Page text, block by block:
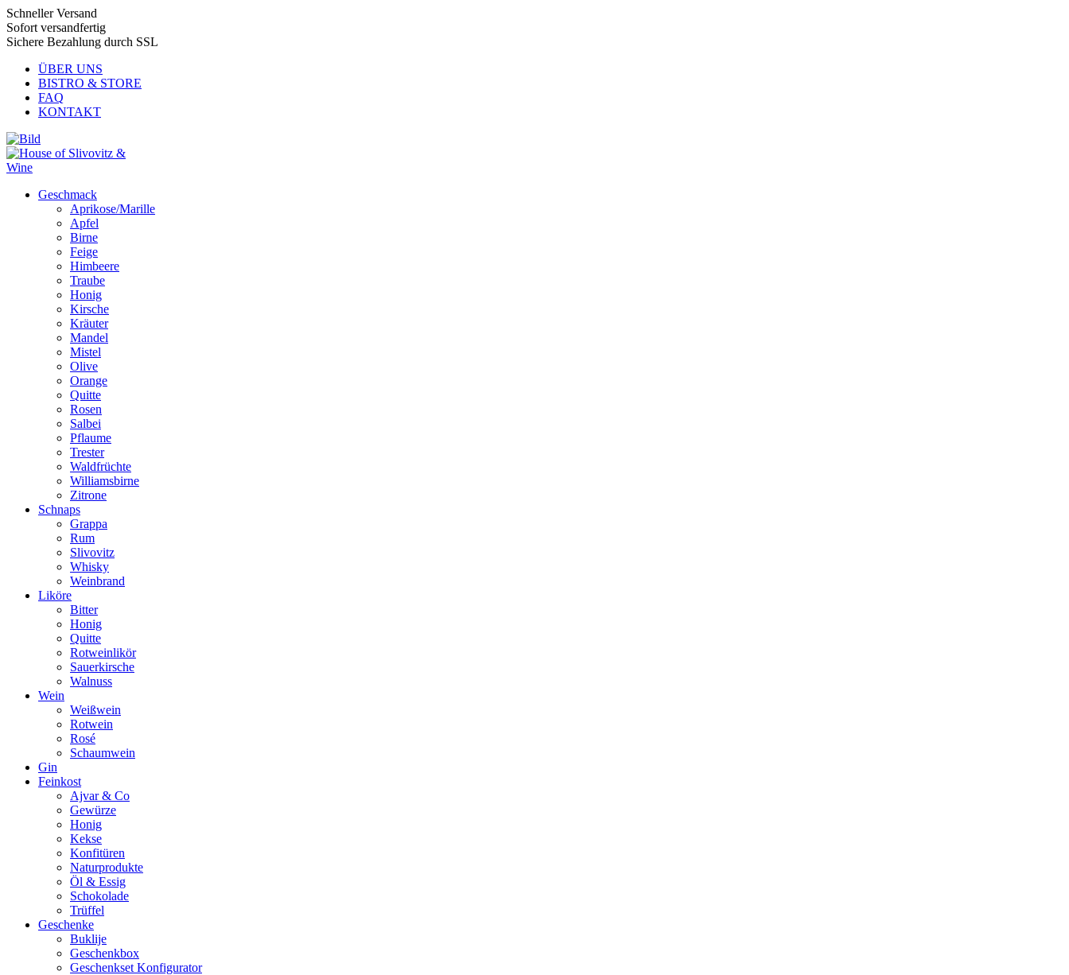
Schneller Versand
Sofort versandfertig
Sichere Bezahlung durch SSL
ÜBER UNS
BISTRO & STORE
FAQ
KONTAKT
Geschmack
Aprikose/Marille
Apfel
Birne
Feige
Himbeere
Traube
Honig
Kirsche
Kräuter
Mandel
Mistel
Olive
Orange
Quitte
Rosen
Salbei
Pflaume
Trester
Waldfrüchte
Williamsbirne
Zitrone
Schnaps
Grappa
Rum
Slivovitz
Whisky
Weinbrand
Liköre
Bitter
Honig
Quitte
Rotweinlikör
Sauerkirsche
Walnuss
Wein
Weißwein
Rotwein
Rosé
Schaumwein
Gin
Feinkost
Ajvar & Co
Gewürze
Honig
Kekse
Konfitüren
Naturprodukte
Öl & Essig
Schokolade
Trüffel
Geschenke
Buklije
Geschenkbox
Geschenkset Konfigurator